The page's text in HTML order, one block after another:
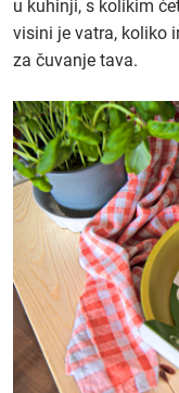
u kuhinji, s kolikim
visini je vatra, koliko
za čuvanje tava.